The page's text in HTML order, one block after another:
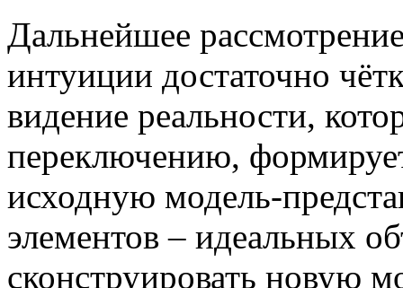
Дальнейшее
интуиции достаточно
видение реальности,
переключению,
исходную модель-
элементов – идеальных
сконструировать новую